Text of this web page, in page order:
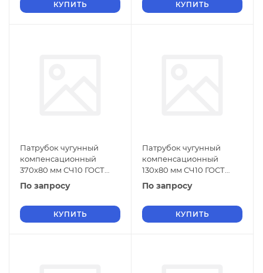
КУПИТЬ КУПИТЬ
Патрубок чугунный
компенсационный
370х80 мм СЧ10 ГОСТ
6942-98
По запросу
КУПИТЬ
Патрубок чугунный
компенсационный
130х80 мм СЧ10 ГОСТ
6942-98
По запросу
КУПИТЬ